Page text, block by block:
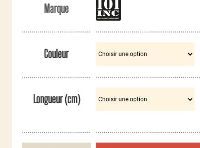
Marque
Couleur
Longueur (cm)